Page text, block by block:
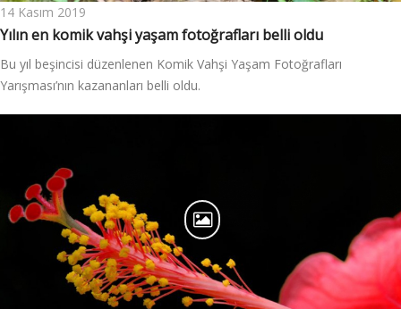
14 Kasım 2019
Yılın en komik vahşi yaşam fotoğrafları belli oldu
Bu yıl beşincisi düzenlenen Komik Vahşi Yaşam Fotoğrafları
Yarışması’nın kazananları belli oldu.